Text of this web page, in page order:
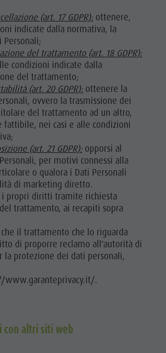
(art. 17 GDPR): ottenere,
indicate dalla normativa, la
Personali;
del trattamento (art. 18 GDPR):
condizioni indicate dalla
del trattamento;
(art. 20 GDPR): ottenere la
ovvero la trasmissione dei
del trattamento ad un altro,
fattibile, nei casi e alle condizioni
(art. 21 GDPR): opporsi al
per motivi connessi alla
o qualora i Dati Personali
di marketing diretto.
i propri diritti tramite richiesta
trattamento, ai recapiti sopra
che il trattamento che lo riguarda
di proporre reclamo all'autorità di
la protezione dei dati personali,
www.garanteprivacy.it/.
altri siti web